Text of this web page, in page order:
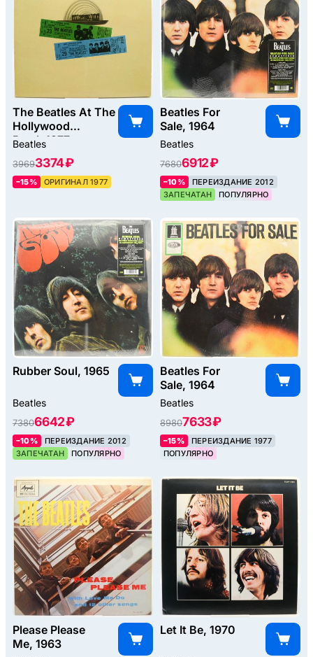
The Beatles At The
Hollywood
Bowl, 1977
Beatles
39693374 ₽
–15% ОРИГИНАЛ 1977
Beatles For
Sale, 1964
Beatles
76806912 ₽
–10%
ПЕРЕИЗДАНИЕ 2012
ЗАПЕЧАТАН
ПОПУЛЯРНО
Rubber Soul, 1965
Beatles
73806642 ₽
–10%
ПЕРЕИЗДАНИЕ 2012
ЗАПЕЧАТАН
ПОПУЛЯРНО
Beatles For
Sale, 1964
Beatles
89807633 ₽
–15%
ПЕРЕИЗДАНИЕ 1977
ПОПУЛЯРНО
Please Please
Me, 1963
Let It Be, 1970